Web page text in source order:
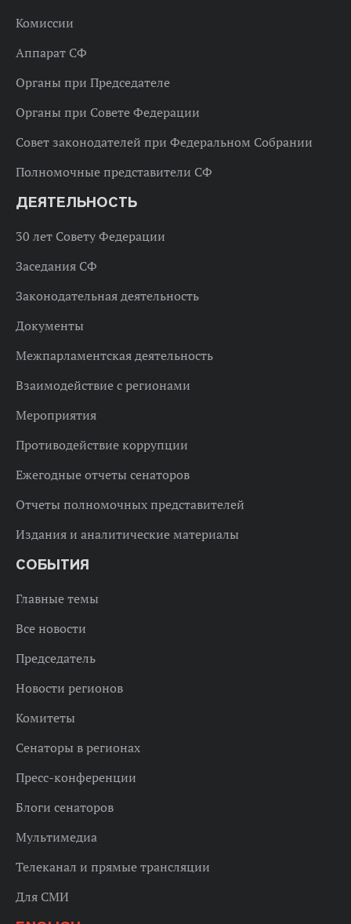
Комиссии
Аппарат СФ
Органы при Председателе
Органы при Совете Федерации
Совет законодателей при Федеральном Собрании
Полномочные представители СФ
ДЕЯТЕЛЬНОСТЬ
30 лет Совету Федерации
Заседания СФ
Законодательная деятельность
Документы
Межпарламентская деятельность
Взаимодействие с регионами
Мероприятия
Противодействие коррупции
Ежегодные отчеты сенаторов
Отчеты полномочных представителей
Издания и аналитические материалы
СОБЫТИЯ
Главные темы
Все новости
Председатель
Новости регионов
Комитеты
Сенаторы в регионах
Пресс-конференции
Блоги сенаторов
Мультимедиа
Телеканал и прямые трансляции
Для СМИ